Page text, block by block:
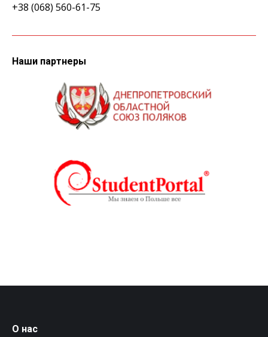
+38 (068) 560-61-75
Наши партнеры
О нас